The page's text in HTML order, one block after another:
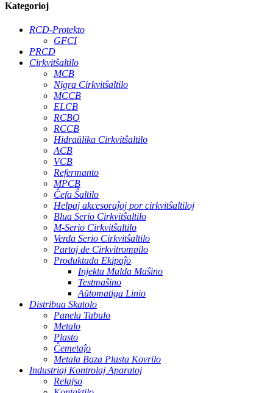
Kategorioj
RCD-Protekto
GFCI
PRCD
Cirkvitŝaltilo
MCB
Nigra Cirkvitŝaltilo
MCCB
ELCB
RCBO
RCCB
Hidraŭlika Cirkvitŝaltilo
ACB
VCB
Refermanto
MPCB
Ĉefa Ŝaltilo
Helpaj akcesoraĵoj por cirkvitŝaltiloj
Blua Serio Cirkvitŝaltilo
M-Serio Cirkvitŝaltilo
Verda Serio Cirkvitŝaltilo
Partoj de Cirkvitrompilo
Produktada Ekipaĵo
Injekta Mulda Maŝino
Testmaŝino
Aŭtomatiga Linio
Distribua Skatolo
Panela Tabulo
Metalo
Plasto
Ĉemetaĵo
Metala Baza Plasta Kovrilo
Industriaj Kontrolaj Aparatoj
Relajso